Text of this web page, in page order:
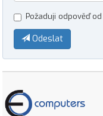
Požaduji odpověď
Odeslat